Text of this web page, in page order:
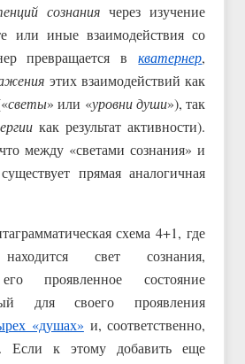
сознания через изучение
или иные взаимодействия со
превращается вкватернер,
этих взаимодействий как
светы» или «уровни души»), так
как результат активности).
между «светами сознания» и
прямая аналогичная
схема 4+1, где
свет сознания,
проявленное состояние
для своего проявления
«душах» и, соответственно,
Если к этому добавить еще